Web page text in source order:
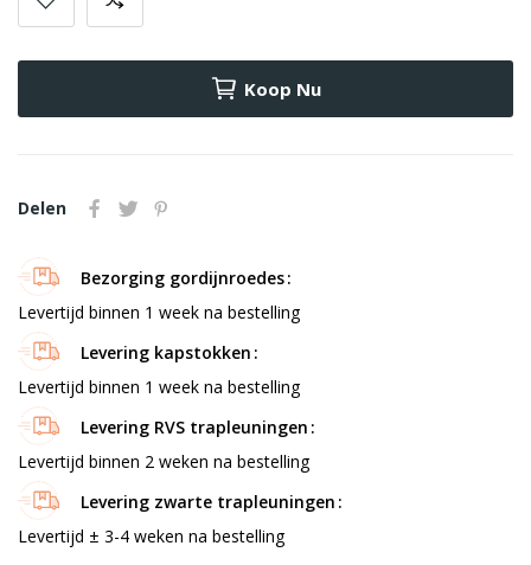
Koop Nu
Delen
Bezorging gordijnroedes
Levertijd binnen 1 week na bestelling
Levering kapstokken
Levertijd binnen 1 week na bestelling
Levering RVS trapleuningen
Levertijd binnen 2 weken na bestelling
Levering zwarte trapleuningen
Levertijd ± 3-4 weken na bestelling